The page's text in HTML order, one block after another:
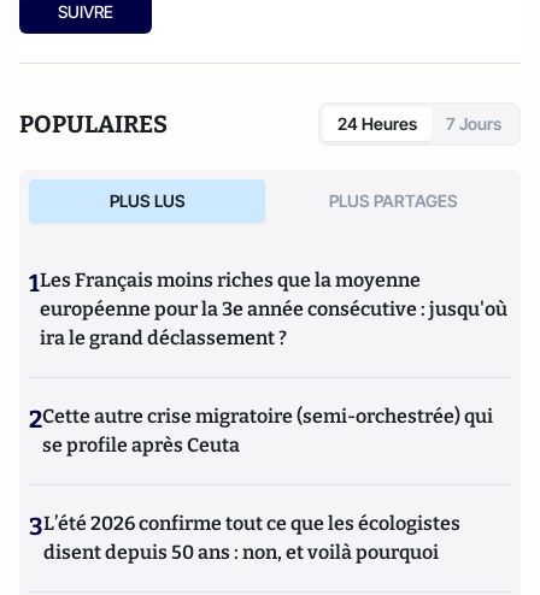
criminalité organisée dans le chaos mondial : mafias,
SUIVRE
POPULAIRES 24 Heures 7 Jours
PLUS LUS PLUS PARTAGES
1Les Français moins riches que la moyenne
européenne pour la 3e année consécutive : jusqu'où
ira le grand déclassement ?
2Cette autre crise migratoire (semi-orchestrée) qui
se profile après Ceuta
3L’été 2026 confirme tout ce que les écologistes
disent depuis 50 ans : non, et voilà pourquoi